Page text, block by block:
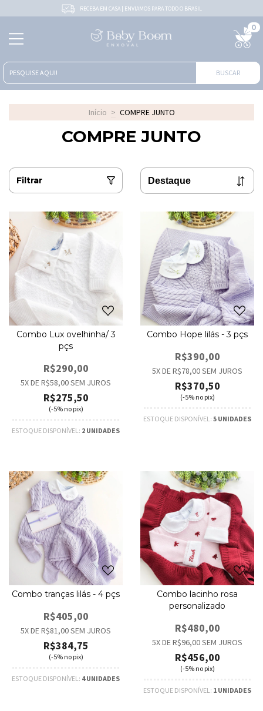
RECEBA EM CASA | ENVIAMOS PARA TODO O BRASIL
BUSCAR
0
Início > COMPRE JUNTO
COMPRE JUNTO
Filtrar
Combo Lux ovelhinha/ 3
pçs
R$290,00
5X DER$58,00SEM JUROS
R$275,50
(-5% no pix)
ESTOQUE DISPONÍVEL: 2 UNIDADES
Combo Hope lilás - 3 pçs
R$390,00
5X DER$78,00SEM JUROS
R$370,50
(-5% no pix)
ESTOQUE DISPONÍVEL: 5 UNIDADES
Combo tranças lilás - 4 pçs
R$405,00
5X DER$81,00SEM JUROS
R$384,75
(-5% no pix)
ESTOQUE DISPONÍVEL: 4 UNIDADES
Combo lacinho rosa
personalizado
R$480,00
5X DER$96,00SEM JUROS
R$456,00
(-5% no pix)
ESTOQUE DISPONÍVEL: 1 UNIDADES